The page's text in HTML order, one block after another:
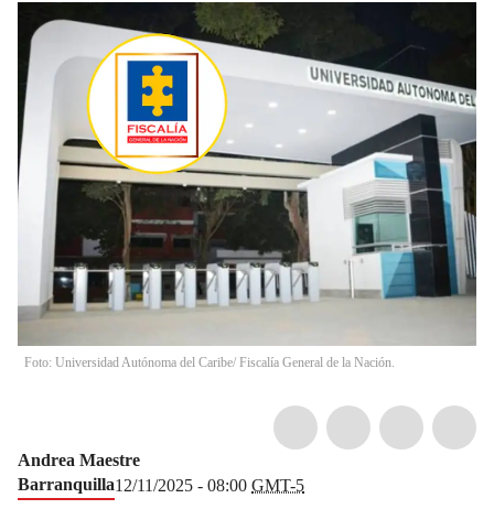
Foto: Universidad Autónoma del Caribe/ Fiscalía General de la Nación.
Andrea Maestre
Barranquilla12/11/2025 - 08:00 GMT-5